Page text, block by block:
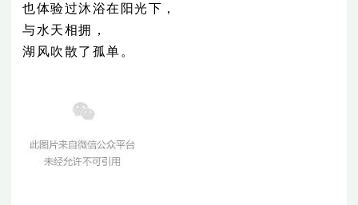
也体验过沐浴在阳光下，
与水天相拥，
湖风吹散了孤单。